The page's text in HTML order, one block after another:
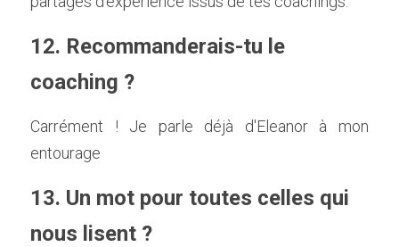
12. Recommanderais-tu le
coaching ?
Carrément ! Je parle déjà d'Eleanor à mon
entourage
13. Un mot pour toutes celles qui
nous lisent ?